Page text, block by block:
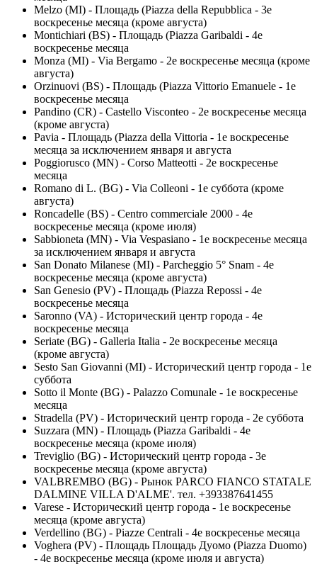
Melzo (MI) - Площадь (Piazza della Repubblica - 3е
воскресенье месяца (кроме августа)
Montichiari (BS) - Площадь (Piazza Garibaldi - 4е
воскресенье месяца
Monza (MI) - Via Bergamo - 2е воскресенье месяца (кроме
августа)
Orzinuovi (BS) - Площадь (Piazza Vittorio Emanuele - 1е
воскресенье месяца
Pandino (CR) - Castello Visconteo - 2е воскресенье месяца
(кроме августа)
Pavia - Площадь (Piazza della Vittoria - 1е воскресенье
месяца за исключением января и августа
Poggiorusco (MN) - Corso Matteotti - 2е воскресенье
месяца
Romano di L. (BG) - Via Colleoni - 1е суббота (кроме
августа)
Roncadelle (BS) - Centro commerciale 2000 - 4е
воскресенье месяца (кроме июля)
Sabbioneta (MN) - Via Vespasiano - 1е воскресенье месяца
за исключением января и августа
San Donato Milanese (MI) - Parcheggio 5° Snam - 4е
воскресенье месяца (кроме августа)
San Genesio (PV) - Площадь (Piazza Repossi - 4е
воскресенье месяца
Saronno (VA) - Исторический центр города - 4е
воскресенье месяца
Seriate (BG) - Galleria Italia - 2е воскресенье месяца
(кроме августа)
Sesto San Giovanni (MI) - Исторический центр города - 1е
суббота
Sotto il Monte (BG) - Palazzo Comunale - 1е воскресенье
месяца
Stradella (PV) - Исторический центр города - 2е суббота
Suzzara (MN) - Площадь (Piazza Garibaldi - 4е
воскресенье месяца (кроме июля)
Treviglio (BG) - Исторический центр города - 3е
воскресенье месяца (кроме августа)
VALBREMBO (BG) - Рынок PARCO FIANCO STATALE
DALMINE VILLA D'ALME'. тел. +393387641455
Varese - Исторический центр города - 1е воскресенье
месяца (кроме августа)
Verdellino (BG) - Piazze Centrali - 4е воскресенье месяца
Voghera (PV) - Площадь Площадь Дуомо (Piazza Duomo)
- 4е воскресенье месяца (кроме июля и августа)